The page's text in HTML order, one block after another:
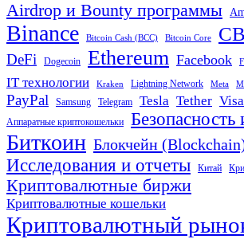
Airdrop и Bounty программы
Binance Bitcoin Cash (BCC) Bitcoin Core
DeFi Dogecoin Ethereum Facebook
IT технологии Kraken Lightning Network Meta
PayPal Samsung Telegram Tesla Tether Visa
Аппаратные криптокошельки Безопасность
Биткоин Блокчейн
Исследования и отчеты Китай
Криптовалютные биржи
Криптовалютные кошельки
Криптовалютный